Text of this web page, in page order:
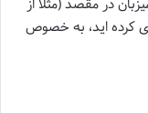
کرده اید، به خصوص